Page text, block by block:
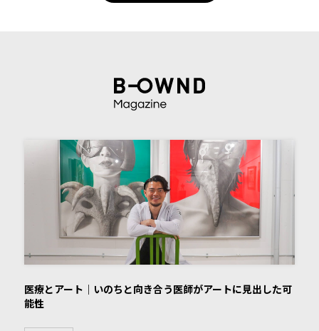
医療とアート｜いのちと向き合う医師がアートに見出した可
能性